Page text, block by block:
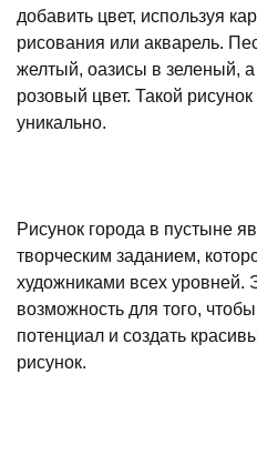
добавить цвет, используя
рисования или акварель.
желтый, оазисы в зеленый,
розовый цвет. Такой
уникально.
Рисунок города в пустыне
творческим заданием,
художниками всех уровней.
возможность для того,
потенциал и создать
рисунок.